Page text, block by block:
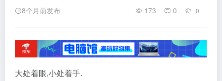
8个月前发布 173 0 0
大处着眼,小处着手.